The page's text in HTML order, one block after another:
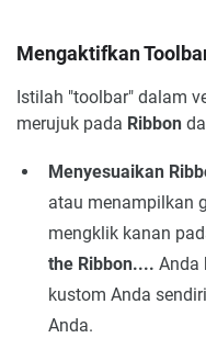
Mengaktifkan
Istilah "toolbar" dalam
merujuk pada Ribbon
Menyesuaikan
atau menampilkan
mengklik kanan
the Ribbon.... Anda
kustom Anda
Anda.